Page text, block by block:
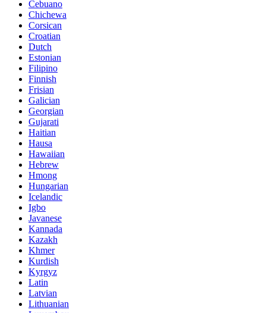
Cebuano
Chichewa
Corsican
Croatian
Dutch
Estonian
Filipino
Finnish
Frisian
Galician
Georgian
Gujarati
Haitian
Hausa
Hawaiian
Hebrew
Hmong
Hungarian
Icelandic
Igbo
Javanese
Kannada
Kazakh
Khmer
Kurdish
Kyrgyz
Latin
Latvian
Lithuanian